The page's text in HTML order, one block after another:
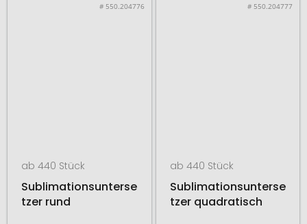
# 550.204776
ab 440 Stück
Sublimationsunterse
tzer rund
# 550.204777
ab 440 Stück
Sublimationsunterse
tzer quadratisch